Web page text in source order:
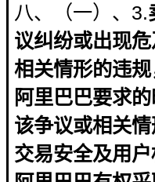
八、（一）、3.
议纠纷或出现
相关情形的违
阿里巴巴要求
该争议或相关
交易安全及用户